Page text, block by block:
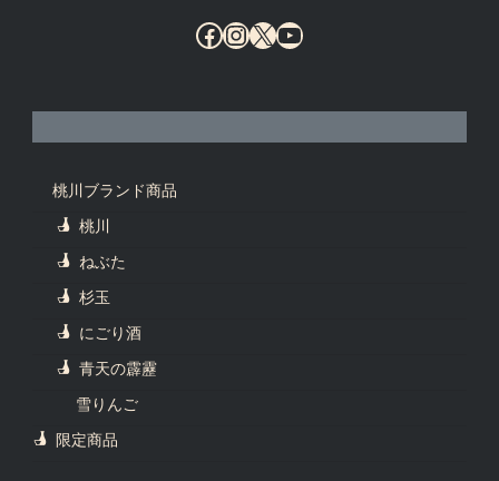
Facebook
Instagram
X YouTube
桃川ブランド商品
桃川
ねぶた
杉玉
にごり酒
青天の霹靂
雪りんご
限定商品